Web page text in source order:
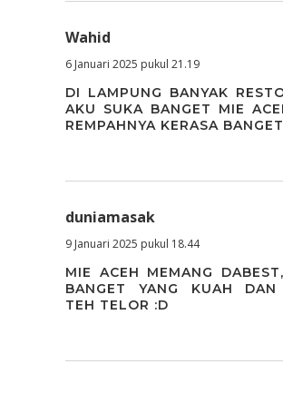
Wahid
6 Januari 2025 pukul 21.19
DI LAMPUNG BANYAK
AKU SUKA BANGET MIE
REMPAHNYA KERASA
duniamasak
9 Januari 2025 pukul 18.44
MIE ACEH MEMANG
BANGET YANG KUAH DAN
TEH TELOR :D